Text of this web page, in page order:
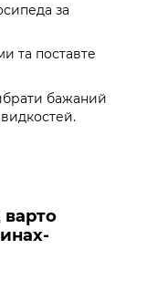
за
та поставте
бажаний
варто